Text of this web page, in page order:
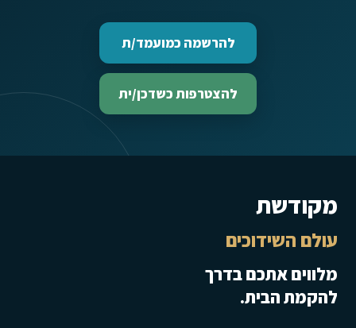
להרשמה כמועמד/ת
להצטרפות כשדכן/ית
מקודשת
עולם השידוכים
מלווים אתכם בדרך
להקמת הבית.